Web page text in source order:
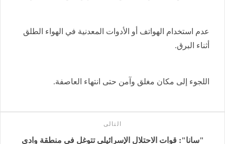
عدم استخدام الهواتف أو الأدوات المعدنية في الهواء الطلق
أثناء البرق.
اللجوء إلى مكان مغلق وآمن حتى انتهاء العاصفة.
التالى
"سانا": قوات الاحتلال الإسرائيلي تتوغل في منطقة وادي